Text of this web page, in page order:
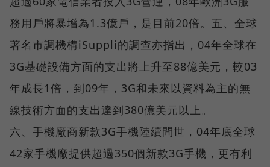
務用戶將暴增為1.3億戶，是目前20倍。五、全球
著名市調機構iSuppli的調查亦指出，04年全球在
3G基礎設備方面的支出將上升至88億美元，較03
年成長1倍，到09年，3G和未來以資料為主的無
線技術方面的支出達到380億美元以上。
六、手機廠商新款3G手機陸續問世，04年底全球
42家手機廠提供超過350個新款3G手機，更有利